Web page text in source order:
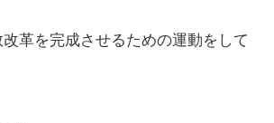
革を完成させるための運動をして